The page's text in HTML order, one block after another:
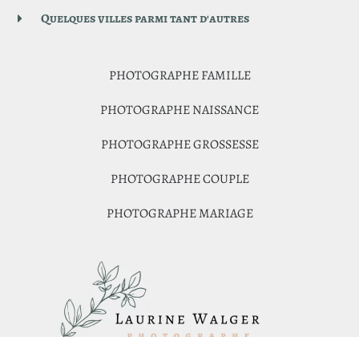
Quelques villes parmi tant d'autres
PHOTOGRAPHE FAMILLE
PHOTOGRAPHE NAISSANCE
PHOTOGRAPHE GROSSESSE
PHOTOGRAPHE COUPLE
PHOTOGRAPHE MARIAGE